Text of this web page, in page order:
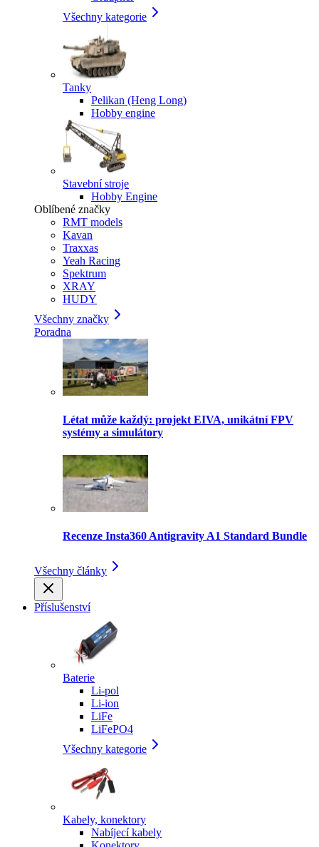
Všechny kategorie
Tanky
Pelikan (Heng Long)
Hobby engine
Stavební stroje
Hobby Engine
Oblíbené značky
RMT models
Kavan
Traxxas
Yeah Racing
Spektrum
XRAY
HUDY
Všechny značky
Poradna
Létat může každý: projekt EIVA, unikátní FPV
systémy a simulátory
Recenze Insta360 Antigravity A1 Standard Bundle
Všechny články
Příslušenství
Baterie
Li-pol
Li-ion
LiFe
LiFePO4
Všechny kategorie
Kabely, konektory
Nabíjecí kabely